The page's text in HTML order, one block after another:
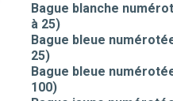
Bague blanche
à 25)
Bague bleue
25)
Bague bleue
100)